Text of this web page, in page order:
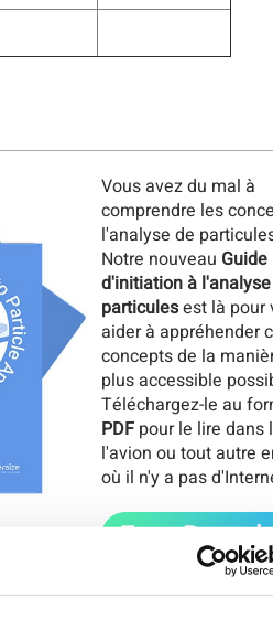
Vous avez du mal à
comprendre les
l'analyse de
Notre nouveau Guide
d'initiation à
particulesest là pour
aider à appréhender
concepts de la
plus accessible
Téléchargez-le au
PDF pour le lire dans
l'avion ou tout autre
où il n'y a pas